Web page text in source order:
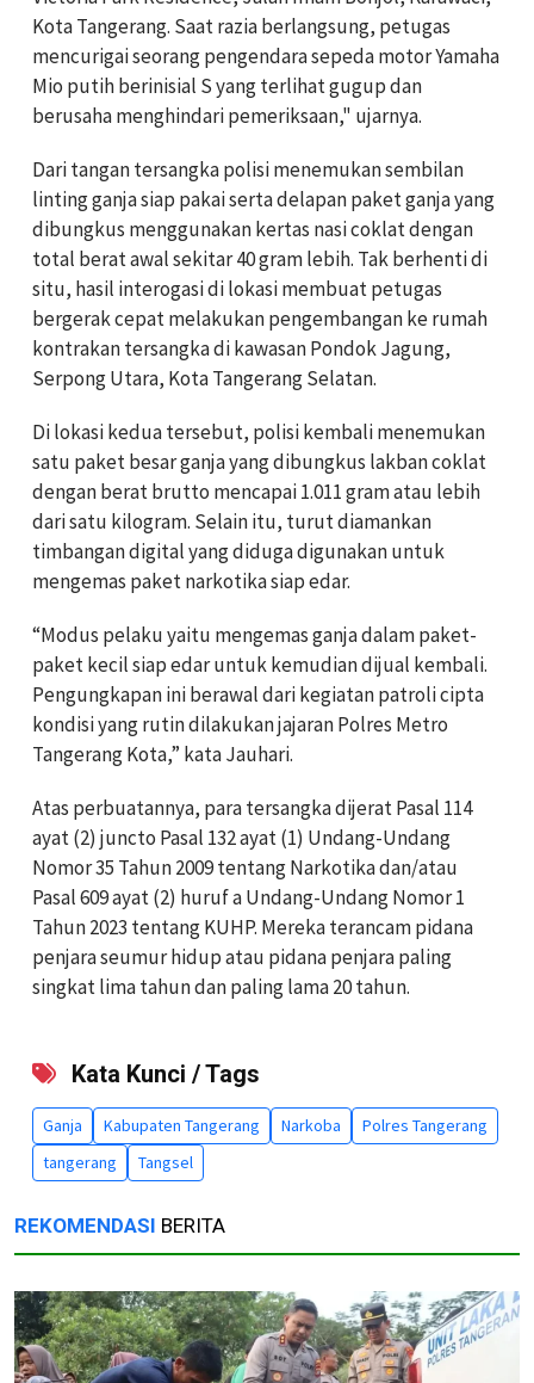
Kota Tangerang. Saat razia berlangsung, petugas
mencurigai seorang pengendara sepeda motor Yamaha
Mio putih berinisial S yang terlihat gugup dan
berusaha menghindari pemeriksaan," ujarnya.
Dari tangan tersangka polisi menemukan sembilan
linting ganja siap pakai serta delapan paket ganja yang
dibungkus menggunakan kertas nasi coklat dengan
total berat awal sekitar 40 gram lebih. Tak berhenti di
situ, hasil interogasi di lokasi membuat petugas
bergerak cepat melakukan pengembangan ke rumah
kontrakan tersangka di kawasan Pondok Jagung,
Serpong Utara, Kota Tangerang Selatan.
Di lokasi kedua tersebut, polisi kembali menemukan
satu paket besar ganja yang dibungkus lakban coklat
dengan berat brutto mencapai 1.011 gram atau lebih
dari satu kilogram. Selain itu, turut diamankan
timbangan digital yang diduga digunakan untuk
mengemas paket narkotika siap edar.
“Modus pelaku yaitu mengemas ganja dalam paket-
paket kecil siap edar untuk kemudian dijual kembali.
Pengungkapan ini berawal dari kegiatan patroli cipta
kondisi yang rutin dilakukan jajaran Polres Metro
Tangerang Kota,” kata Jauhari.
Atas perbuatannya, para tersangka dijerat Pasal 114
ayat (2) juncto Pasal 132 ayat (1) Undang-Undang
Nomor 35 Tahun 2009 tentang Narkotika dan/atau
Pasal 609 ayat (2) huruf a Undang-Undang Nomor 1
Tahun 2023 tentang KUHP. Mereka terancam pidana
penjara seumur hidup atau pidana penjara paling
singkat lima tahun dan paling lama 20 tahun.
Kata Kunci / Tags
Ganja Kabupaten Tangerang Narkoba
Polres Tangerang
tangerang
Tangsel
REKOMENDASI BERITA